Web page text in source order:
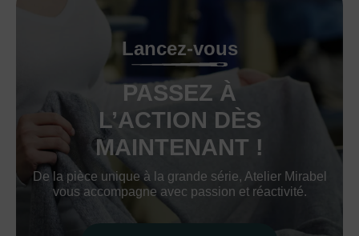
Lancez-vous
PASSEZ À
L’ACTION DÈS
MAINTENANT !
De la pièce unique à la grande série, Atelier Mirabel
vous accompagne avec passion et réactivité.